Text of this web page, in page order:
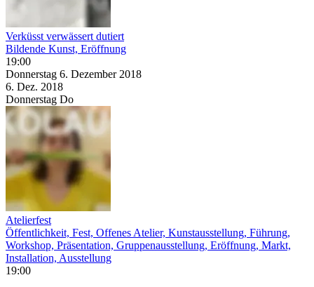
Verküsst verwässert dutiert
Bildende Kunst, Eröffnung
19:00
Donnerstag 6. Dezember 2018
6. Dez. 2018
Donnerstag Do
Atelierfest
Öffentlichkeit, Fest, Offenes Atelier, Kunstausstellung, Führung,
Workshop, Präsentation, Gruppenausstellung, Eröffnung, Markt,
Installation, Ausstellung
19:00